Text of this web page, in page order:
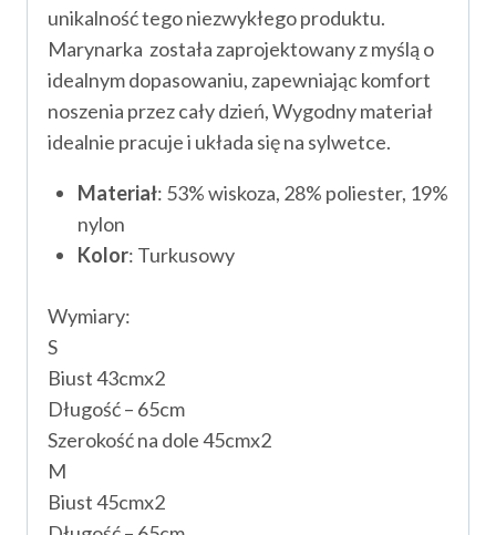
unikalność tego niezwykłego produktu.
Marynarka została zaprojektowany z myślą o
idealnym dopasowaniu, zapewniając komfort
noszenia przez cały dzień, Wygodny materiał
idealnie pracuje i układa się na sylwetce.
Materiał: 53% wiskoza, 28% poliester, 19%
nylon
Kolor: Turkusowy
Wymiary:
S
Biust 43cmx2
Długość – 65cm
Szerokość na dole 45cmx2
M
Biust 45cmx2